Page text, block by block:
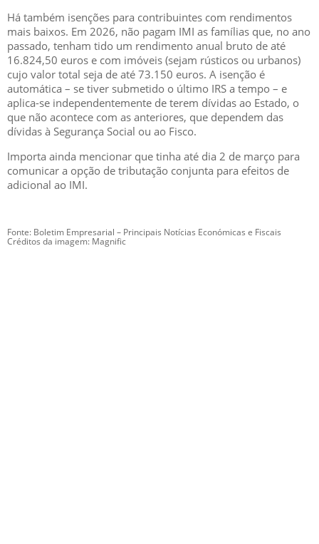
Há também isenções para contribuintes com rendimentos
mais baixos. Em 2026, não pagam IMI as famílias que, no ano
passado, tenham tido um rendimento anual bruto de até
16.824,50 euros e com imóveis (sejam rústicos ou urbanos)
cujo valor total seja de até 73.150 euros. A isenção é
automática – se tiver submetido o último IRS a tempo – e
aplica-se independentemente de terem dívidas ao Estado, o
que não acontece com as anteriores, que dependem das
dívidas à Segurança Social ou ao Fisco.
Importa ainda mencionar que tinha até dia 2 de março para
comunicar a opção de tributação conjunta para efeitos de
adicional ao IMI.
Fonte: Boletim Empresarial – Principais Notícias Económicas e Fiscais
Créditos da imagem: Magnific